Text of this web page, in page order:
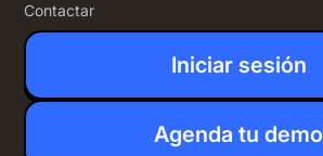
Contactar
Iniciar sesión
Agenda tu demo